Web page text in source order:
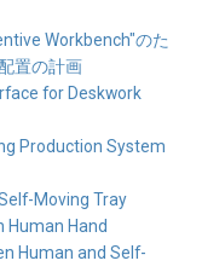
Workbench"のた
置の計画
for Deskwork
Production System
Moving Tray
Human Hand
Human and Self-